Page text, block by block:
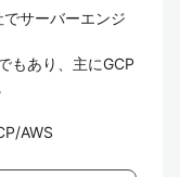
サーバーエンジ
もあり、主にGCP
AWS